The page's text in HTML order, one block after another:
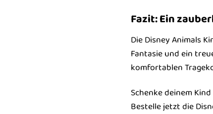
Fazit: Ein
Die Disney Animals
Fantasie und ein
komfortablen
Schenke deinem
Bestelle jetzt die